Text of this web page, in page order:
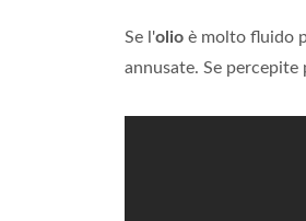
Se l'olio è molto fluido
annusate. Se